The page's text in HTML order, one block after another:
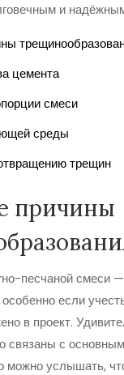
и
цемента
смеси
среды
трещин
причины
но-песчаной смеси
если
в проект.
связаны с
можно услышать,